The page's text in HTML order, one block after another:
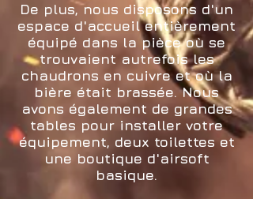
De plus, nous disposons d'un
espace d'accueil entièrement
équipé dans la pièce où se
trouvaient autrefois les
chaudrons en cuivre et où la
bière était brassée. Nous
avons également de grandes
tables pour installer votre
équipement, deux toilettes et
une boutique d'airsoft
basique.